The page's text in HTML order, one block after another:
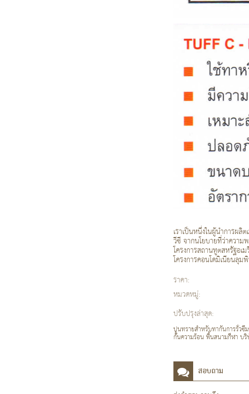
เราเป็นหนึ่งในผู้นำการผ
วีซี จากนโยบายที่ว่าความ
โครงการสถานทูตสหรัฐอ
โครงการคอนโดมิเนียนลุม
ราคา:
หมวดหมู่:
ปรับปรุงล่าสุด:
ปูนทรายสำหรับทากันการรั่วซึ
กันความร้อน พื้นสนามกีฬา บริ
สอบถาม